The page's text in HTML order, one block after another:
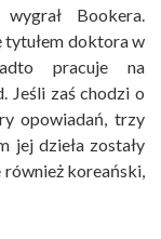
Bookera.
tytułem doktora w
pracuje na
Jeśli zaś chodzi o
opowiadań, trzy
jej dzieła zostały
również koreański,